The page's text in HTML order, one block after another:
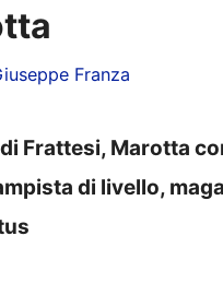
Franza
Frattesi, Marotta
di livello,